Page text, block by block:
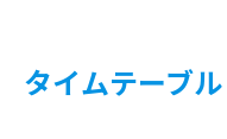
タイムテーブル